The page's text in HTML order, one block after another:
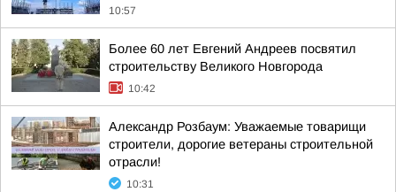
10:57
Более 60 лет Евгений Андреев посвятил
строительству Великого Новгорода
10:42
Александр Розбаум: Уважаемые товарищи
строители, дорогие ветераны строительной
отрасли!
10:31